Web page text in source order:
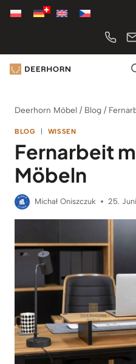
Zum
Deerhorn Möbel / Blog /
BLOG | WISSEN
Fernarbeit
Möbeln
Michał Oniszczuk 25.